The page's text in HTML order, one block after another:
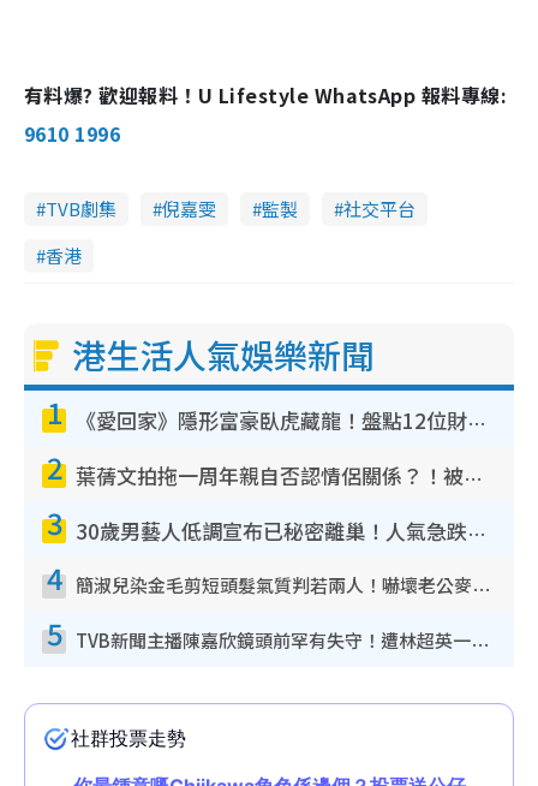
有料爆? 歡迎報料！U Lifestyle WhatsApp 報料專線:
9610 1996
TVB劇集 倪嘉雯 監製
社交平台
香港
港生活人氣娛樂新聞
1 《愛回家》隱形富豪臥虎藏龍！盤點12位財氣逼人的有錢藝人：呢位靚女3億身家唔憂做
2 葉蒨文拍拖一周年親自否認情侶關係？！被質疑感情造假竟稱GM「普通同事」
3 30歲男藝人低調宣布已秘密離巢！人氣急跌變失蹤人口︰「這幾年過得並不容易」
4 簡淑兒染金毛剪短頭髮氣質判若兩人！嚇壞老公麥大力都認唔出：「你做咩事？」
5 TVB新聞主播陳嘉欣鏡頭前罕有失守！遭林超英一句說話突襲嚇親當場大笑